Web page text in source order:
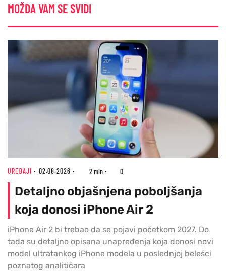
MOŽDA VAM SE SVIDI
UREĐAJI 02.08.2026 2 min 0
Detaljno objašnjena poboljšanja
koja donosi iPhone Air 2
iPhone Air 2 bi trebao da se pojavi početkom 2027. Do
tada su detaljno opisana unapređenja koja donosi novi
model ultratankog iPhone modela u poslednjoj belešci
poznatog analitičara